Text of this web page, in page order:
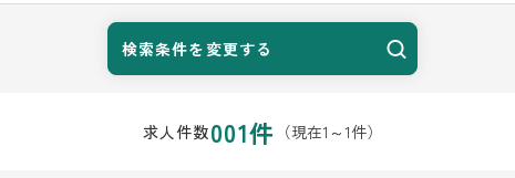
検索条件を変更する
求人件数001件 （現在1 ～1件）